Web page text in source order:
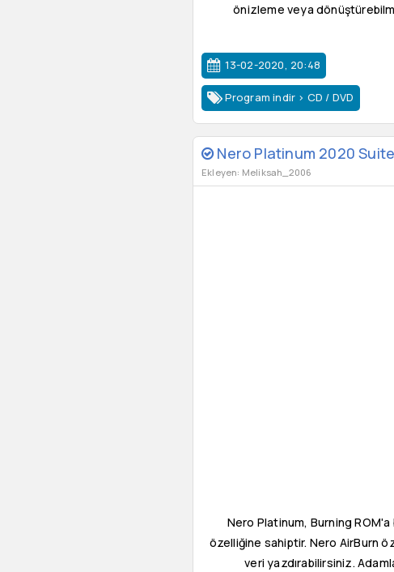
önizleme veya
13-02-2020, 20:48
Program indir > CD / DVD
Nero Platinum 2020
Ekleyen: Meliksah_2006
Nero Platinum, Burning
özelliğine sahiptir. Nero AirBurn
veri yazdırabilirsiniz.